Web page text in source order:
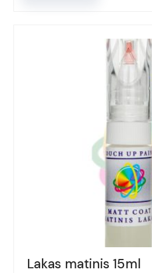
Lakas matinis 15ml